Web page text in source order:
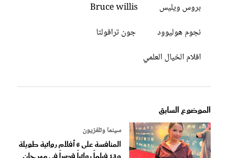
بروس ويليس
Bruce willis
نجوم هوليوود
جون ترافولتا
افلام الخيال العلمي
الموضوع السابق
سينما وتلفزيون
المنافسة على 6 أفلام روائية طويلة